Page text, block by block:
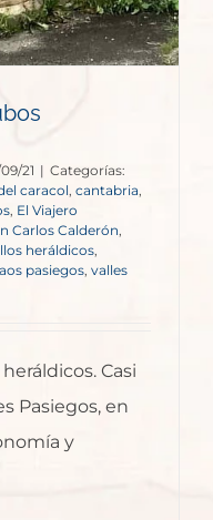
21 | Categorías:
caracol, cantabria,
, El Viajero
Carlos Calderón,
heráldicos,
pasiegos, valles
Casi
Pasiegos, en
y